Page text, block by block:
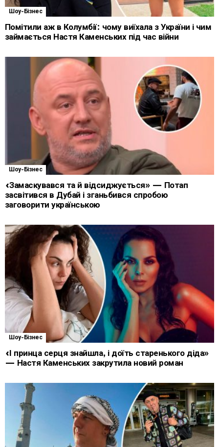
Шоу-Бізнес
Помітили аж в Колумбії: чому виїхала з України і чим
займається Настя Каменських під час війни
Шоу-Бізнес
«Замаскувався та й відсиджується» — Потап
засвітився в Дубай і зганьбився спробою
заговорити українською
Шоу-Бізнес
«І принца серця знайшла, і доїть старенького діда»
— Настя Каменських закрутила новий роман